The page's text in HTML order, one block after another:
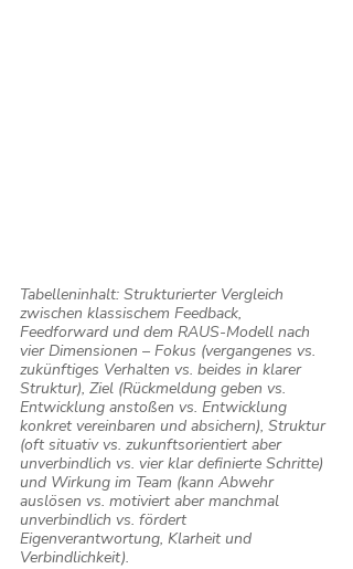
Tabelleninhalt: Strukturierter Vergleich
zwischen klassischem Feedback,
Feedforward und dem RAUS-Modell nach
vier Dimensionen – Fokus (vergangenes vs.
zukünftiges Verhalten vs. beides in klarer
Struktur), Ziel (Rückmeldung geben vs.
Entwicklung anstoßen vs. Entwicklung
konkret vereinbaren und absichern), Struktur
(oft situativ vs. zukunftsorientiert aber
unverbindlich vs. vier klar definierte Schritte)
und Wirkung im Team (kann Abwehr
auslösen vs. motiviert aber manchmal
unverbindlich vs. fördert
Eigenverantwortung, Klarheit und
Verbindlichkeit).